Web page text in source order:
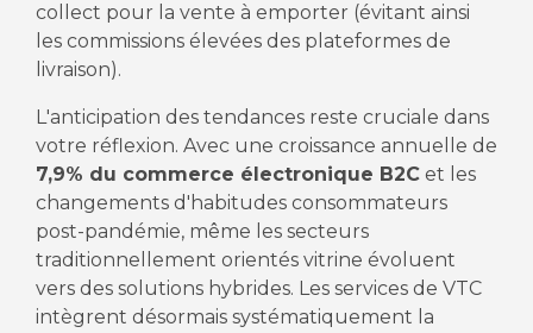
collect pour la vente à emporter (évitant ainsi
les commissions élevées des plateformes de
livraison).
L'anticipation des tendances reste cruciale dans
votre réflexion. Avec une croissance annuelle de
7,9% du commerce électronique B2Cet les
changements d'habitudes consommateurs
post-pandémie, même les secteurs
traditionnellement orientés vitrine évoluent
vers des solutions hybrides. Les services de VTC
intègrent désormais systématiquement la